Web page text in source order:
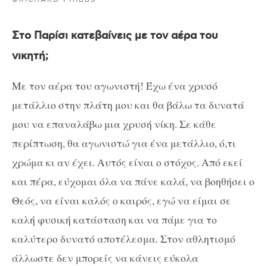
Στο Παρίσι κατεβαίνεις με τον αέρα του
νικητή;
Με τον αέρα του αγωνιστή! Έχω ένα χρυσό
μετάλλιο στην πλάτη μου και θα βάλω τα δυνατά
μου να επαναλάβω μια χρυσή νίκη. Σε κάθε
περίπτωση, θα αγωνιστώ για ένα μετάλλιο, ό,τι
χρώμα κι αν έχει. Αυτός είναι ο στόχος. Από εκεί
και πέρα, εύχομαι όλα να πάνε καλά, να βοηθήσει ο
Θεός, να είναι καλός ο καιρός, εγώ να είμαι σε
καλή φυσική κατάσταση και να πάμε για το
καλύτερο δυνατό αποτέλεσμα. Στον αθλητισμό
άλλωστε δεν μπορείς να κάνεις εύκολα